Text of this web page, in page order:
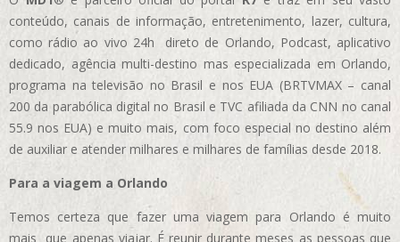
conteúdo, canais de informação, entretenimento, lazer, cultura,
como rádio ao vivo 24h direto de Orlando, Podcast, aplicativo
dedicado, agência multi-destino mas especializada em Orlando,
programa na televisão no Brasil e nos EUA (BRTVMAX – canal
200 da parabólica digital no Brasil e TVC afiliada da CNN no canal
55.9 nos EUA) e muito mais, com foco especial no destino além
de auxiliar e atender milhares e milhares de famílias desde 2018.
Para a viagem a Orlando
Temos certeza que fazer uma viagem para Orlando é muito
mais que apenas viajar. É reunir durante meses as pessoas que